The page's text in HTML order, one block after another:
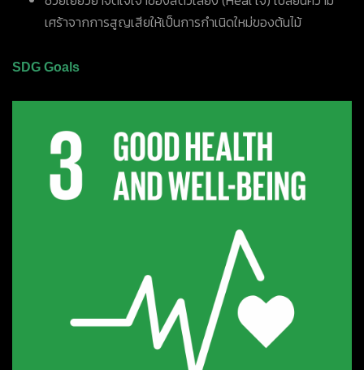
เศร้าจากการสูญเสียให้เป็นการกำเนิดใหม่ของต้นไม้
SDG Goals